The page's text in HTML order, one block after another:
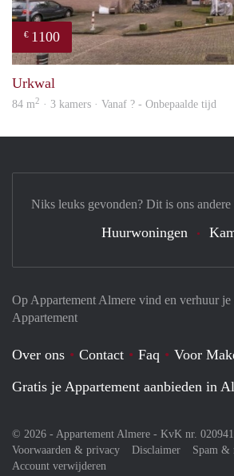
€ 1100
Urkwal
84 m2 · 3 kamers · Vanaf ? - Onbepaalde tijd
Op Appartement Almere vind en verhuur
Appartement
Over ons Contact Faq
Voor
Gratis je Appartement aanbieden in
© 2026 - Appartement Almere - KvK nr.
Voorwaarden & privacy
Disclaimer
Spam &
Account verwijderen
Niks leuks gevonden? Dit is ons
Huurwoningen